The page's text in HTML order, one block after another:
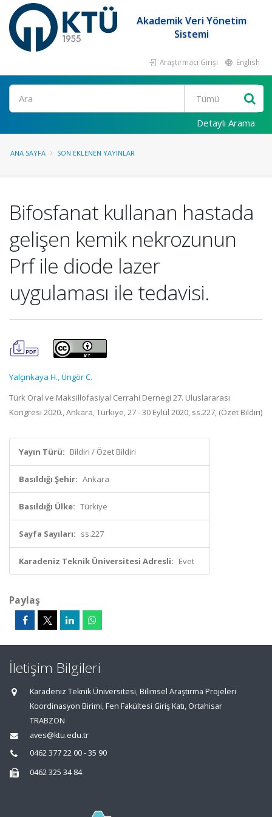
Akademik Veri Yönetim
Sistemi
Araştırmacı Girişi English
Ara
Detaylı Arama
ANA SAYFA SON EKLENEN YAYINLAR
Bifosfanat kullanan hastada
gelişen kemik nekrozunun
Prf ile diode lazer
uygulaması ile tedavisi.
Yalçınkaya H.,Üngör C.
Türk Oral ve Maksillofasiyal Cerrahi Dernegi 27. Uluslararası
Kongresi 2020., Ankara, Türkiye, 27 - 30 Eylül 2020, ss.227, (Özet Bildiri)
Yayın Türü: Bildiri / Özet Bildiri
Basıldığı Şehir: Ankara
Basıldığı Ülke: Türkiye
Sayfa Sayıları: ss.227
Karadeniz Teknik Üniversitesi Adresli: Evet
Paylaş
İletişim Bilgileri
Karadeniz Teknik Üniversitesi, Bilimsel Araştırma Projeleri
Koordinasyon Birimi, Fen Fakültesi Giriş Katı, Ortahisar
TRABZON
aves@ktu.edu.tr
0462 377 22 00 - 35 90
0462 325 34 84